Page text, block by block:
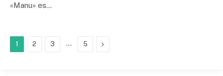
«Manu» es…
1 2 3 … 5 Next